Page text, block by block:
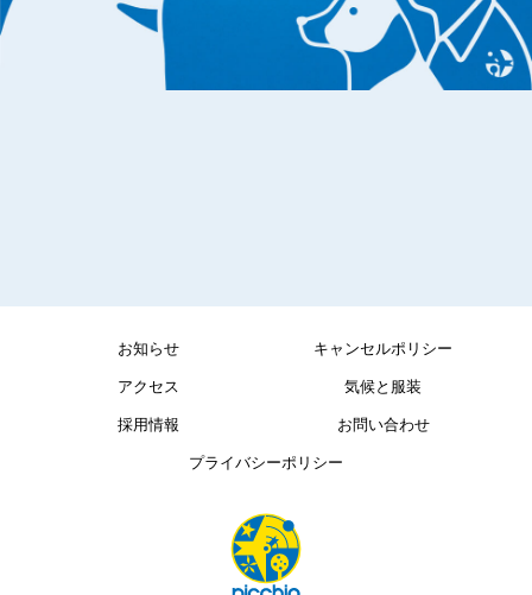
お知らせ キャンセルポリシー
アクセス 気候と服装
採用情報 お問い合わせ
プライバシーポリシー